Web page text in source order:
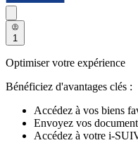
1
Optimiser votre expérience
Bénéficiez d'avantages clés :
Accédez à vos biens
Envoyez vos
Accédez à votre i-